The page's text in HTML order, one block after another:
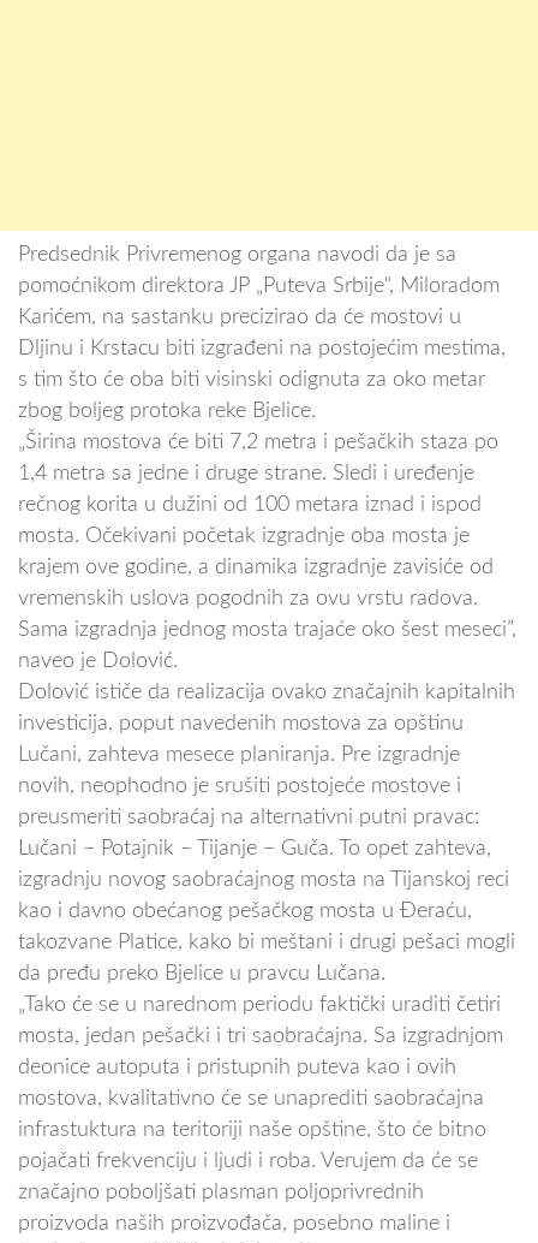
Predsednik Privremenog organa navodi da je sa
pomoćnikom direktora JP „Puteva Srbije“, Miloradom
Karićem, na sastanku precizirao da će mostovi u
Dljinu i Krstacu biti izgrađeni na postojećim mestima,
s tim što će oba biti visinski odignuta za oko metar
zbog boljeg protoka reke Bjelice.
„Širina mostova će biti 7,2 metra i pešačkih staza po
1,4 metra sa jedne i druge strane. Sledi i uređenje
rečnog korita u dužini od 100 metara iznad i ispod
mosta. Očekivani početak izgradnje oba mosta je
krajem ove godine, a dinamika izgradnje zavisiće od
vremenskih uslova pogodnih za ovu vrstu radova.
Sama izgradnja jednog mosta trajaće oko šest meseci”,
naveo je Dolović.
Dolović ističe da realizacija ovako značajnih kapitalnih
investicija, poput navedenih mostova za opštinu
Lučani, zahteva mesece planiranja. Pre izgradnje
novih, neophodno je srušiti postojeće mostove i
preusmeriti saobraćaj na alternativni putni pravac:
Lučani – Potajnik – Tijanje – Guča. To opet zahteva,
izgradnju novog saobraćajnog mosta na Tijanskoj reci
kao i davno obećanog pešačkog mosta u Đeraću,
takozvane Platice, kako bi meštani i drugi pešaci mogli
da pređu preko Bjelice u pravcu Lučana.
„Tako će se u narednom periodu faktički uraditi četiri
mosta, jedan pešački i tri saobraćajna. Sa izgradnjom
deonice autoputa i pristupnih puteva kao i ovih
mostova, kvalitativno će se unaprediti saobraćajna
infrastuktura na teritoriji naše opštine, što će bitno
pojačati frekvenciju i ljudi i roba. Verujem da će se
značajno poboljšati plasman poljoprivrednih
proizvoda naših proizvođača, posebno maline i